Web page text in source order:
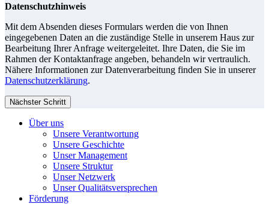
Datenschutzhinweis
Mit dem Absenden dieses Formulars werden die von Ihnen
eingegebenen Daten an die zuständige Stelle in unserem Haus zur
Bearbeitung Ihrer Anfrage weitergeleitet. Ihre Daten, die Sie im
Rahmen der Kontaktanfrage angeben, behandeln wir vertraulich.
Nähere Informationen zur Datenverarbeitung finden Sie in unserer
Datenschutzerklärung.
Nächster Schritt
Über uns
Unsere Verantwortung
Unsere Geschichte
Unser Management
Unsere Struktur
Unser Netzwerk
Unser Qualitätsversprechen
Förderung